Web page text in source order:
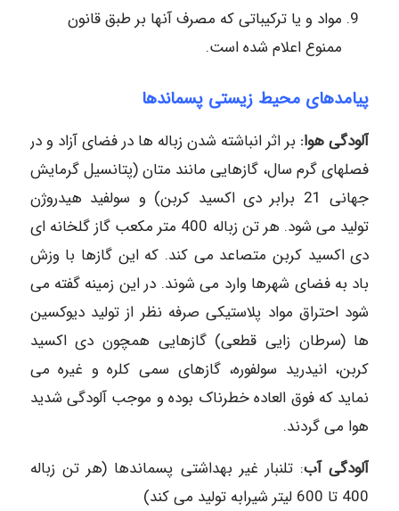
مواد و یا ترکیباتی که مصرف آنها بر طبق قانون
ممنوع اعلام شده است.
پیامدهای محیط زیستی پسماندها
آلودگی هوا: بر اثر انباشته شدن زباله ها در فضای آزاد و در
فصلهای گرم سال، گازهایی مانند متان (پتانسیل گرمایش
جهانی 21 برابر دی اکسید کربن) و سولفید هیدروژن
تولید می شود. هر تن زباله 400 متر مکعب گاز گلخانه ای
دی اکسید کربن متصاعد می کند. که این گازها با وزش
باد به فضای شهرها وارد می شوند. در این زمینه گفته می
شود احتراق مواد پلاستیکی صرفه نظر از تولید دیوکسین
ها (سرطان زایی قطعی) گازهایی همچون دی اکسید
کربن، انیدرید سولفوره، گازهای سمی کلره و غیره می
نماید که فوق العاده خطرناک بوده و موجب آلودگی شدید
هوا می گردند.
آلودگی آب: تلنبار غیر بهداشتی پسماندها (هر تن زباله
400 تا 600 لیتر شیرابه تولید می کند)